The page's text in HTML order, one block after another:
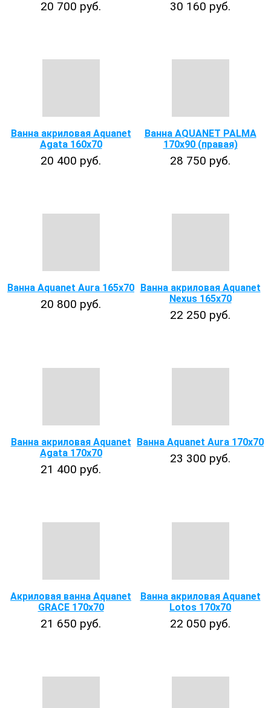
20 700 руб. 30 160 руб.
Ванна акриловая Aquanet
Agata 160x70
20 400 руб.
Ванна AQUANET PALMA
170x90 (правая)
28 750 руб.
Ванна Aquanet Aura 165x70
20 800 руб.
Ванна акриловая Aquanet
Nexus 165x70
22 250 руб.
Ванна акриловая Aquanet
Agata 170x70
21 400 руб.
Ванна Aquanet Aura 170x70
23 300 руб.
Акриловая ванна Aquanet
GRACE 170x70
21 650 руб.
Ванна акриловая Aquanet
Lotos 170x70
22 050 руб.